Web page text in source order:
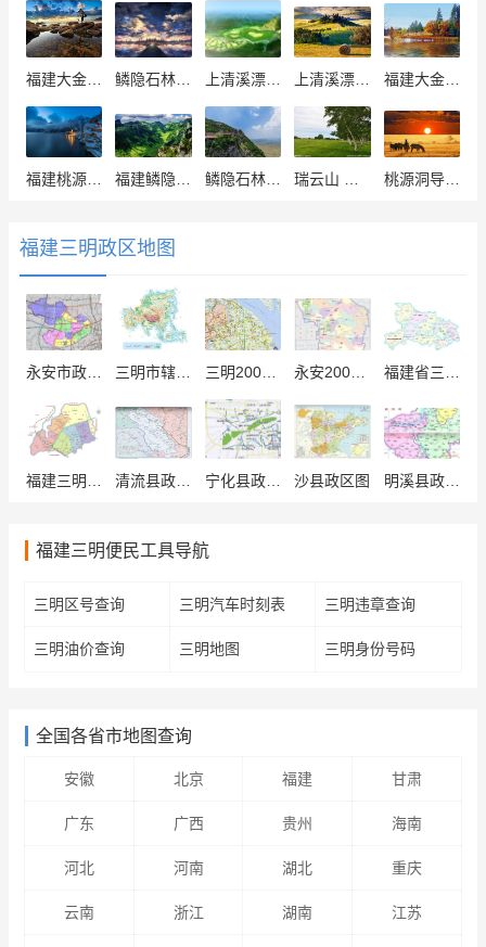
上清溪漂流导游图 福建大金湖旅游导游图
鳞隐石林旅游图 桃源洞导游地图
福建三明政区地图
永安市政区图 三明市辖区地图 三明2004卫星地图 永安2003卫星地图 福建省三明市.地图
宁化县政区图 沙县政区图 明溪县政区图
福建三明便民工具导航
三明区号查询 三明汽车时刻表 三明违章查询
三明油价查询 三明地图 三明身份号码
全国各省市地图查询
安徽 北京 福建 甘肃
广东 广西 贵州 海南
河北 河南 湖北 重庆
云南 浙江 湖南 江苏